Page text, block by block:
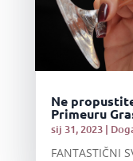
Ne
Primeuru
sij 31, 2023|
FANTASTIČNI